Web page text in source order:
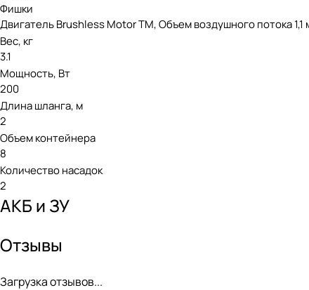
Фишки
Двигатель Brushless Motor TM, Объем воздушного потока
Вес, кг
3.1
Мощность, Вт
200
Длина шланга, м
2
Объем контейнера
8
Количество насадок
2
АКБ и ЗУ
Отзывы
Загрузка отзывов...